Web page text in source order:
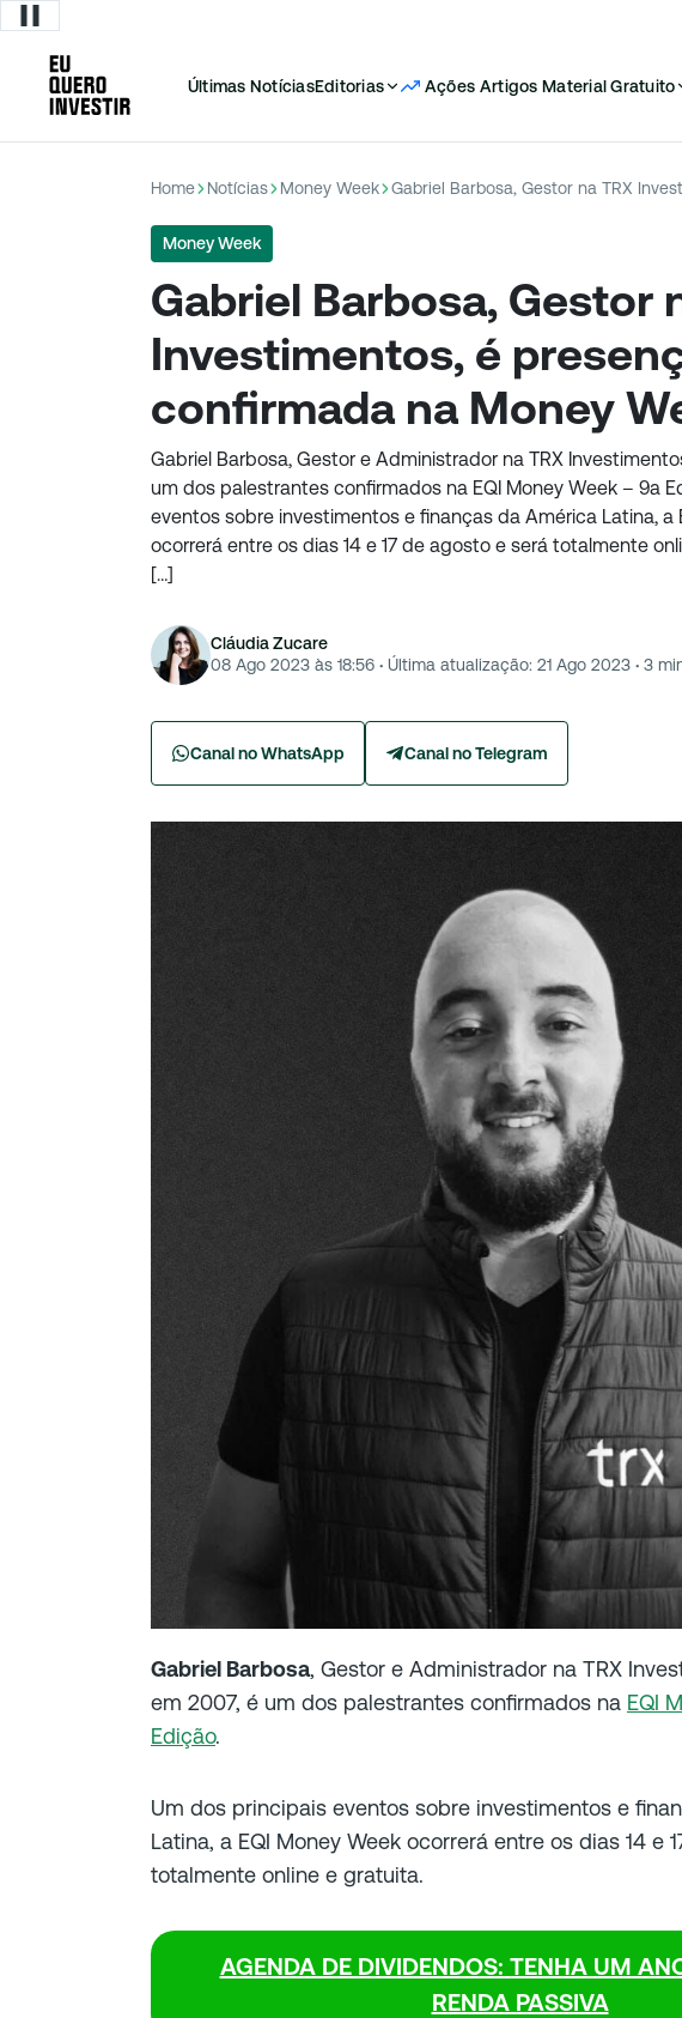
Últimas NotíciasEditorias Ações Artigos Material Gratuito
Home Notícias Money Week
Money Week
Gabriel Barbosa, Gestor
Investimentos, é
confirmada na Money
Gabriel Barbosa, Gestor e Administrador na TRX
um dos palestrantes confirmados na EQI Money Week – 9a
eventos sobre investimentos e finanças da América Latina, a
ocorrerá entre os dias 14 e 17 de agosto e será totalmente
[…]
Cláudia Zucare
08 Ago 2023 às 18:56 · Última atualização: 21 Ago 2023 · 3
Canal no WhatsApp Canal no Telegram
Gabriel Barbosa, Gestor e Administrador na TRX
em 2007, é um dos palestrantes confirmados na EQI
Edição.
Um dos principais eventos sobre investimentos e
Latina, a EQI Money Week ocorrerá entre os dias 14 e
totalmente online e gratuita.
AGENDA DE DIVIDENDOS: TENHA UM
RENDA PASSIVA